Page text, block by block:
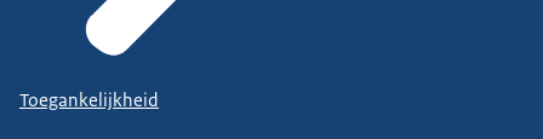
Toegankelijkheid